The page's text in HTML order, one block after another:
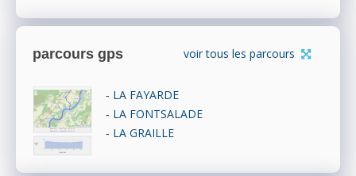
parcours gps voir tous les parcours
- LA FAYARDE
- LA FONTSALADE
- LA GRAILLE